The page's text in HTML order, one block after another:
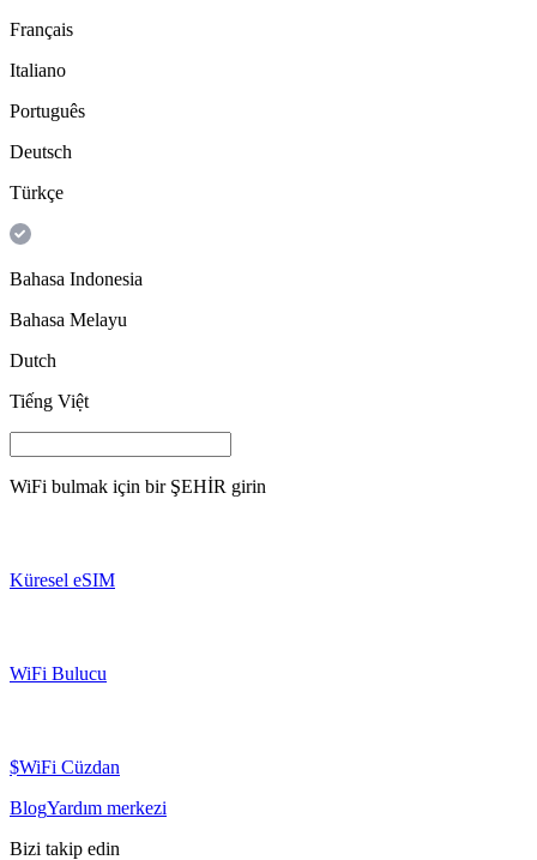
Français
Italiano
Português
Deutsch
Türkçe
Bahasa Indonesia
Bahasa Melayu
Dutch
Tiếng Việt
WiFi bulmak için bir ŞEHİR girin
Küresel eSIM
WiFi Bulucu
$WiFi Cüzdan
BlogYardım merkezi
Bizi takip edin